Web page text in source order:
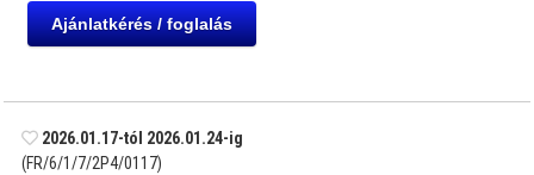
2026.01.17-tól 2026.01.24-ig
(FR/6/1/7/2P4/0117)